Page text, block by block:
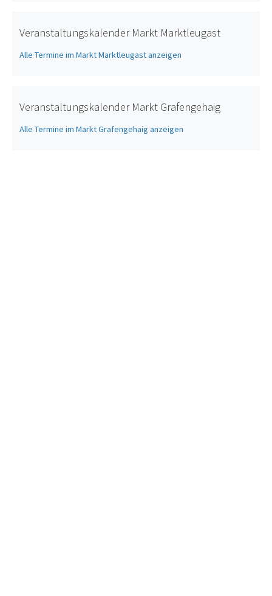
Veranstaltungskalender Markt Marktleugast
Alle Termine im Markt Marktleugast anzeigen
Veranstaltungskalender Markt Grafengehaig
Alle Termine im Markt Grafengehaig anzeigen